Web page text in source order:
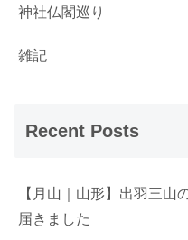
神社仏閣巡り
雑記
Recent Posts
【月山｜山形】出羽三山
届きました